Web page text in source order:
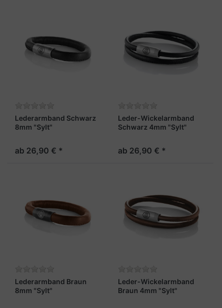
Lederarmband Schwarz
8mm "Sylt"
ab 26,90 € *
Leder-Wickelarmband
Schwarz 4mm "Sylt"
ab 26,90 € *
Lederarmband Braun
8mm "Sylt"
Leder-Wickelarmband
Braun 4mm "Sylt"